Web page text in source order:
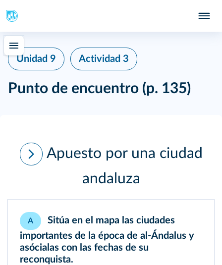
Unidad 9 Actividad 3
Punto de encuentro (p. 135)
Apuesto por una ciudad
andaluza
A
Sitúa en el mapa las ciudades
importantes de la época de al-Ándalus y
asócialas con las fechas de su
reconquista.